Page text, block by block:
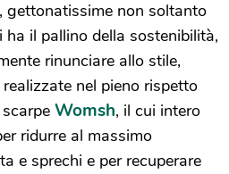
gettonatissime non soltanto
il pallino della sostenibilità,
rinunciare allo stile,
nel pieno rispetto
Womsh, il cui intero
ridurre al massimo
e sprechi e per recuperare